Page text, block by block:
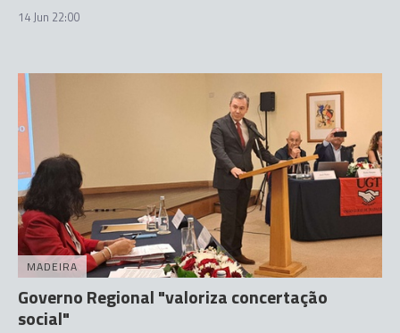
14 Jun 22:00
MADEIRA
Governo Regional "valoriza concertação
social"